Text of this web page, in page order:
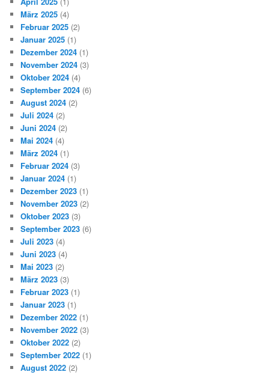
März 2025 (4)
Februar 2025 (2)
Januar 2025 (1)
Dezember 2024 (1)
November 2024 (3)
Oktober 2024 (4)
September 2024 (6)
August 2024 (2)
Juli 2024 (2)
Juni 2024 (2)
Mai 2024 (4)
März 2024 (1)
Februar 2024 (3)
Januar 2024 (1)
Dezember 2023 (1)
November 2023 (2)
Oktober 2023 (3)
September 2023 (6)
Juli 2023 (4)
Juni 2023 (4)
Mai 2023 (2)
März 2023 (3)
Februar 2023 (1)
Januar 2023 (1)
Dezember 2022 (1)
November 2022 (3)
Oktober 2022 (2)
September 2022 (1)
August 2022 (2)